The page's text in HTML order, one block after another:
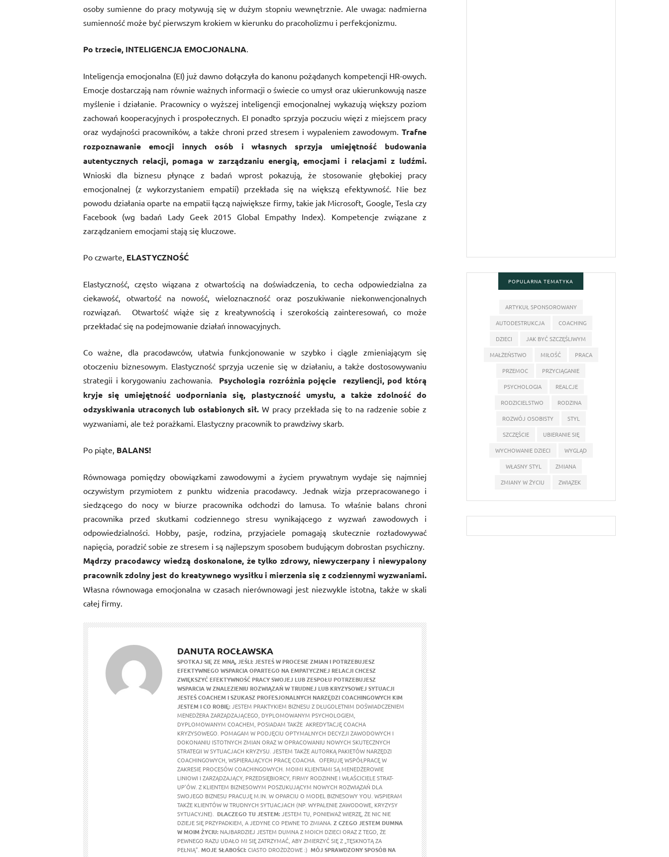
osoby sumienne do pracy motywują się w dużym stopniu wewnętrznie. Ale uwaga: nadmierna
sumienność może być pierwszym krokiem w kierunku do pracoholizmu i perfekcjonizmu.
Po trzecie, INTELIGENCJA EMOCJONALNA.
Inteligencja emocjonalna (EI) już dawno dołączyła do kanonu pożądanych kompetencji HR-owych.
Emocje dostarczają nam równie ważnych informacji o świecie co umysł oraz ukierunkowują nasze
myślenie i działanie. Pracownicy o wyższej inteligencji emocjonalnej wykazują większy poziom
zachowań kooperacyjnych i prospołecznych. EI ponadto sprzyja poczuciu więzi z miejscem pracy
oraz wydajności pracowników, a także chroni przed stresem i wypaleniem zawodowym. Trafne
rozpoznawanie emocji innych osób i własnych sprzyja umiejętność budowania
autentycznych relacji, pomaga w zarządzaniu energią, emocjami i relacjami z ludźmi.
Wnioski dla biznesu płynące z badań wprost pokazują, że stosowanie głębokiej pracy
emocjonalnej (z wykorzystaniem empatii) przekłada się na większą efektywność. Nie bez
powodu działania oparte na empatii łączą największe firmy, takie jak Microsoft, Google, Tesla czy
Facebook (wg badań Lady Geek 2015 Global Empathy Index). Kompetencje związane z
zarządzaniem emocjami stają się kluczowe.
Po czwarte, ELASTYCZNOŚĆ
Elastyczność, często wiązana z otwartością na doświadczenia, to cecha odpowiedzialna za
ciekawość, otwartość na nowość, wieloznaczność oraz poszukiwanie niekonwencjonalnych
rozwiązań.
Otwartość wiąże się z kreatywnością i szerokością zainteresowań, co może
przekładać się na podejmowanie działań innowacyjnych.
Co ważne, dla pracodawców, ułatwia funkcjonowanie w szybko i ciągle zmieniającym się
otoczeniu biznesowym. Elastyczność sprzyja uczenie się w działaniu, a także dostosowywaniu
strategii i korygowaniu zachowania.
Psychologia rozróżnia pojęcie
rezyliencji, pod którą
kryje się umiejętność uodporniania się, plastyczność umysłu, a także zdolność do
odzyskiwania utraconych lub osłabionych sił. W pracy przekłada się to na radzenie sobie z
wyzwaniami, ale też porażkami. Elastyczny pracownik to prawdziwy skarb.
Po piąte, BALANS!
Równowaga pomiędzy obowiązkami zawodowymi a życiem prywatnym wydaje się najmniej
oczywistym przymiotem z punktu widzenia pracodawcy. Jednak wizja przepracowanego i
siedzącego do nocy w biurze pracownika odchodzi do lamusa. To właśnie balans chroni
pracownika przed skutkami codziennego stresu wynikającego z wyzwań zawodowych i
odpowiedzialności. Hobby, pasje, rodzina, przyjaciele pomagają skutecznie rozładowywać
napięcia, poradzić sobie ze stresem i są najlepszym sposobem budującym dobrostan psychiczny.
Mądrzy pracodawcy wiedzą doskonalone, że tylko zdrowy, niewyczerpany i niewypalony
pracownik zdolny jest do kreatywnego wysiłku i mierzenia się z codziennymi wyzwaniami.
Własna równowaga emocjonalna w czasach nierównowagi jest niezwykle istotna, także w skali
całej firmy.
DANUTA ROCŁAWSKA
SPOTKAJ SIĘ ZE MNĄ, JEŚLI:JESTEŚ W PROCESIE ZMIAN I POTRZEBUJESZ
EFEKTYWNEGO WSPARCIA OPARTEGO NA EMPATYCZNEJ RELACJICHCESZ
ZWIĘKSZYĆ EFEKTYWNOŚĆ PRACY SWOJEJ LUB ZESPOŁU POTRZEBUJESZ
WSPARCIA W ZNALEZIENIU ROZWIĄZAŃ W TRUDNEJ LUB KRYZYSOWEJ SYTUACJI
JESTEŚ COACHEM I SZUKASZ PROFESJONALNYCH NARZĘDZI COACHINGOWYCH KIM
JESTEM I CO ROBIĘ:JESTEM PRAKTYKIEM BIZNESU Z DŁUGOLETNIM DOŚWIADCZENIEM
MENEDŻERA ZARZĄDZAJĄCEGO, DYPLOMOWANYM PSYCHOLOGIEM,
DYPLOMOWANYM COACHEM, POSIADAM TAKŻE AKREDYTACJĘ COACHA
KRYZYSOWEGO. POMAGAM W PODJĘCIU OPTYMALNYCH DECYZJI ZAWODOWYCH I
DOKONANIU ISTOTNYCH ZMIAN ORAZ W OPRACOWANIU NOWYCH SKUTECZNYCH
STRATEGII W SYTUACJACH KRYZYSU. JESTEM TAKŻE AUTORKĄ PAKIETÓW NARZĘDZI
COACHINGOWYCH, WSPIERAJĄCYCH PRACĘ COACHA. OFERUJĘ WSPÓŁPRACĘ W
ZAKRESIE PROCESÓW COACHINGOWYCH. MOIMI KLIENTAMI SĄ MENEDŻEROWIE
LINIOWI I ZARZĄDZAJĄCY, PRZEDSIĘBIORCY, FIRMY RODZINNE I WŁAŚCICIELE STRAT-
UP’ÓW. Z KLIENTEM BIZNESOWYM POSZUKUJĄCYM NOWYCH ROZWIĄZAŃ DLA
SWOJEGO BIZNESU PRACUJĘ M.IN. W OPARCIU O MODEL BIZNESOWY YOU. WSPIERAM
TAKŻE KLIENTÓW W TRUDNYCH SYTUACJACH (NP. WYPALENIE ZAWODOWE, KRYZYSY
SYTUACYJNE). DLACZEGO TU JESTEM:JESTEM TU, PONIEWAŻ WIERZĘ, ŻE NIC NIE
DZIEJE SIĘ PRZYPADKIEM, A JEDYNE CO PEWNE TO ZMIANA. Z CZEGO JESTEM DUMNA
W MOIM ŻYCIU: NAJBARDZIEJ JESTEM DUMNA Z MOICH DZIECI ORAZ Z TEGO, ŻE
PEWNEGO RAZU UDAŁO MI SIĘ ZATRZYMAĆ, ABY ZMIERZYĆ SIĘ Z „TĘSKNOTĄ ZA
PEŁNIĄ”. MOJE SŁABOŚCI:CIASTO DROŻDŻOWE :) MÓJ SPRAWDZONY SPOSÓB NA
POPULARNA TEMATYKA
ARTYKUŁ SPONSOROWANY
AUTODESTRUKCJA
COACHING
DZIECI
JAK BYĆ SZCZĘŚLIWYM
MAŁŻEŃSTWO
MIŁOŚĆ
PRACA
PRZEMOC
PRZYCIĄGANIE
PSYCHOLOGIA
REALCJE
RODZICIELSTWO
RODZINA
ROZWÓJ OSOBISTY
STYL
SZCZĘŚCIE
UBIERANIE SIĘ
WYCHOWANIE DZIECI
WYGLĄD
WŁASNY STYL
ZMIANA
ZMIANY W ŻYCIU
ZWIĄZEK